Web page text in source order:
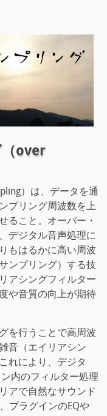
over
）は、データを通
プリング周波数を上
ること。オーバー・
デジタル音声処理に
もはるかに高い周波
ンプリング）する技
アシングフィルター
や音質の向上が期待
を行うことで高周波
音（エイリアシン
れにより、デジタ
内のフィルター処理
アで自然なサウンド
プラグインのEQや